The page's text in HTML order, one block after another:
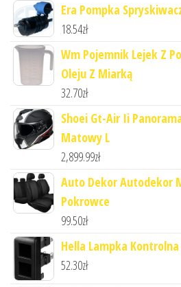
Era Pompka
18.54zł
Wm Pojemnik Lejek Z
Oleju Z Miarką
32.70zł
Shoei Gt-Air Ii
Matowy L
2,899.99zł
Auto Dekor Autodekor
Pokrowce
99.50zł
Hella Lampka Kontrolna
52.30zł